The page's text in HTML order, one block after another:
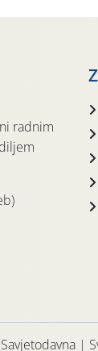
radnim
|